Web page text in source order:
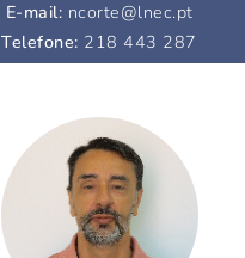
E-mail: ncorte@lnec.pt
Telefone: 218 443 287